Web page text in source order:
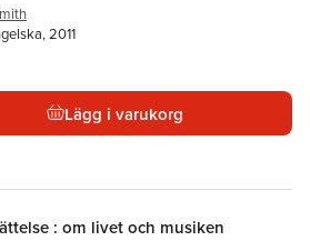
2011
Lägg i varukorg
: om livet och musiken